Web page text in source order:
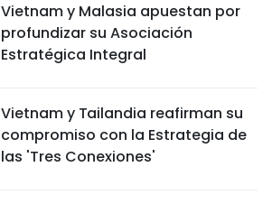
Vietnam y Malasia apuestan por
profundizar su Asociación
Estratégica Integral
Vietnam y Tailandia reafirman su
compromiso con la Estrategia de
las 'Tres Conexiones'